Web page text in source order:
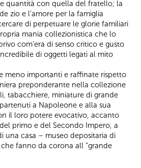
quantità con quella del fratello; la
zio e l’amore per la famiglia
di perpetuare le glorie familiari
mania collezionistica che lo
com’era di senso critico e gusto
di oggetti legati al mito
meno importanti e raffinate rispetto
preponderante nella collezione
tabacchiere, miniature di grande
a Napoleone e alla sua
il loro potere evocativo, accanto
primo e del Secondo Impero, a
una casa – museo depositaria di
che fanno da corona all “grande